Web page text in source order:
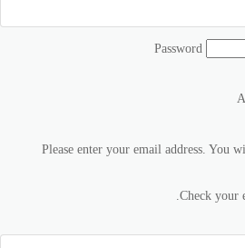
Password
Please enter your email address. You
Check your